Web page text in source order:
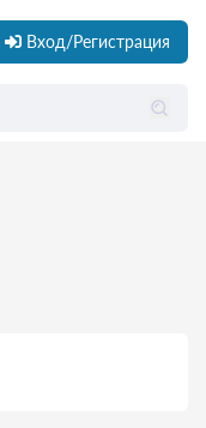
Вход/Регистрация